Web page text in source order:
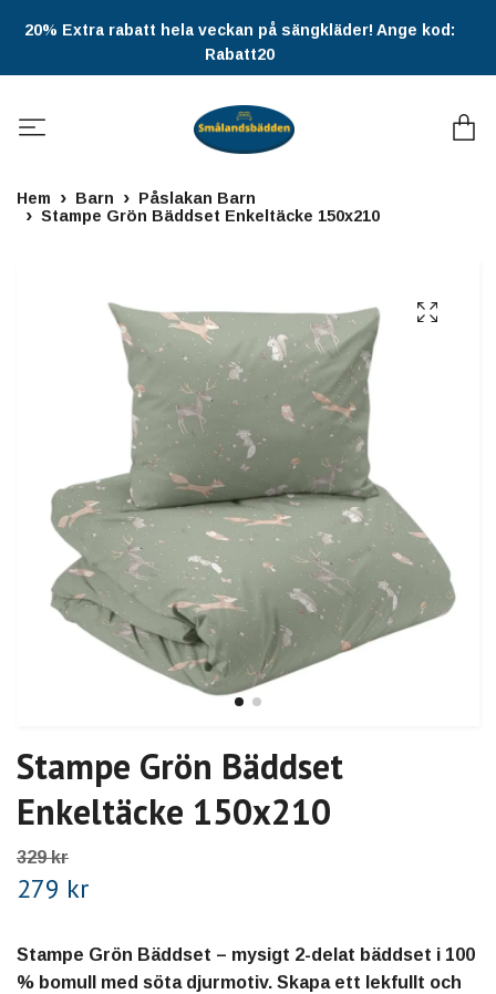
20% Extra rabatt hela veckan på sängkläder! Ange kod:
Rabatt20
Hem Barn
Påslakan Barn
Stampe Grön Bäddset Enkeltäcke 150x210
Stampe Grön Bäddset
Enkeltäcke 150x210
329 kr
279 kr
Stampe Grön Bäddset – mysigt 2-delat bäddset i 100
% bomull med söta djurmotiv. Skapa ett lekfullt och